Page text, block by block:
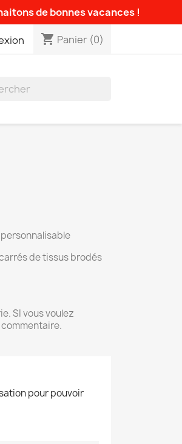
de bonnes vacances !
shopping_cart Panier (0)
de tissus brodés
SI vous voulez
pour pouvoir